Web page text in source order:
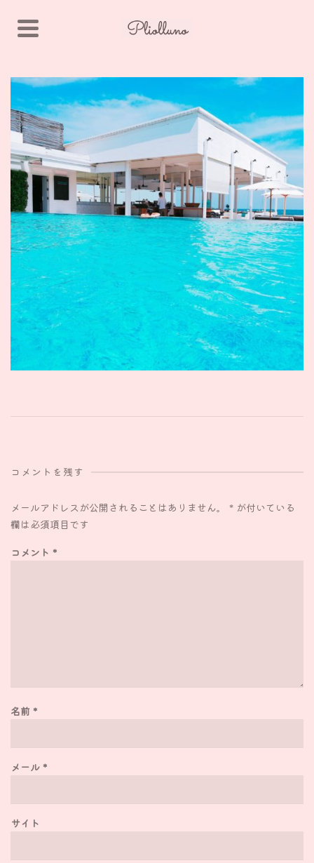
コメントを残す
メールアドレスが公開されることはありません。 * が付いている
欄は必須項目です
コメント *
名前 *
メール *
サイト